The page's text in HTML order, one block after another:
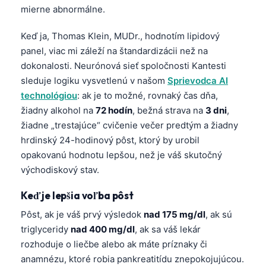
mierne abnormálne.
Keď ja, Thomas Klein, MUDr., hodnotím lipidový
panel, viac mi záleží na štandardizácii než na
dokonalosti. Neurónová sieť spoločnosti Kantesti
sleduje logiku vysvetlenú v našom Sprievodca AI
technológiou: ak je to možné, rovnaký čas dňa,
žiadny alkohol na 72 hodín, bežná strava na 3 dni,
žiadne „trestajúce“ cvičenie večer predtým a žiadny
hrdinský 24-hodinový pôst, ktorý by urobil
opakovanú hodnotu lepšou, než je váš skutočný
východiskový stav.
Keď je lepšia voľba pôst
Pôst, ak je váš prvý výsledok nad 175 mg/dl, ak sú
triglyceridy nad 400 mg/dl, ak sa váš lekár
rozhoduje o liečbe alebo ak máte príznaky či
anamnézu, ktoré robia pankreatitídu znepokojujúcou.